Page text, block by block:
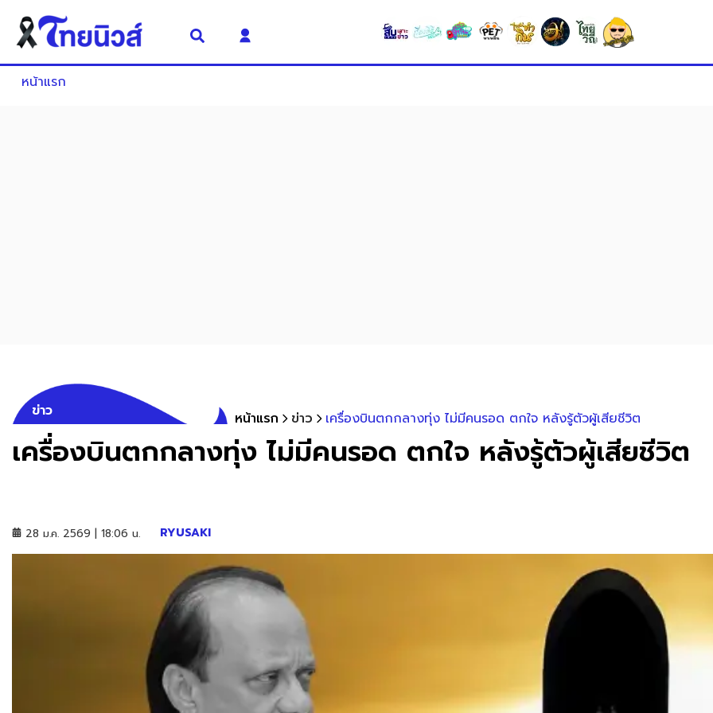
หน้าแรก
ข่าว หน้าแรก ข่าว เครื่องบินตกกลางทุ่ง ไม่มีคนรอด ตกใจ หลังรู้ตัวผู้เสียชีวิต
เครื่องบินตกกลางทุ่ง ไม่มีคนรอด ตกใจ หลังรู้ตัวผู้เสียชีวิต
28 ม.ค. 2569 | 18:06 น. RYUSAKI